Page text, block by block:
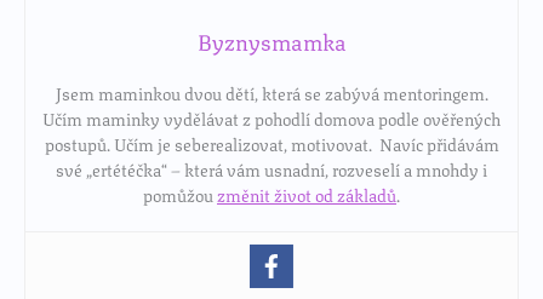
Byznysmamka
Jsem maminkou dvou dětí, která se zabývá mentoringem.
Učím maminky vydělávat z pohodlí domova podle ověřených
postupů. Učím je seberealizovat, motivovat. Navíc přidávám
své „ertétéčka“ – která vám usnadní, rozveselí a mnohdy i
pomůžouzměnit život od základů.